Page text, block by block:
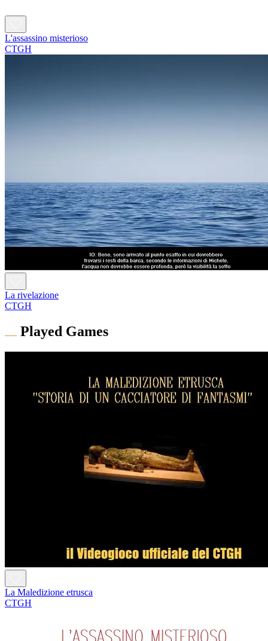
L'assassino misterioso
CTGH
La rivelazione
CTGH
Played Games
La Maledizione etrusca
CTGH